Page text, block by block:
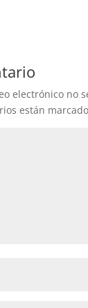
electrónico no
están